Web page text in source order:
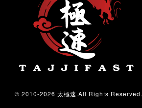
© 2010-2026 太極速.All Rights Reserved.